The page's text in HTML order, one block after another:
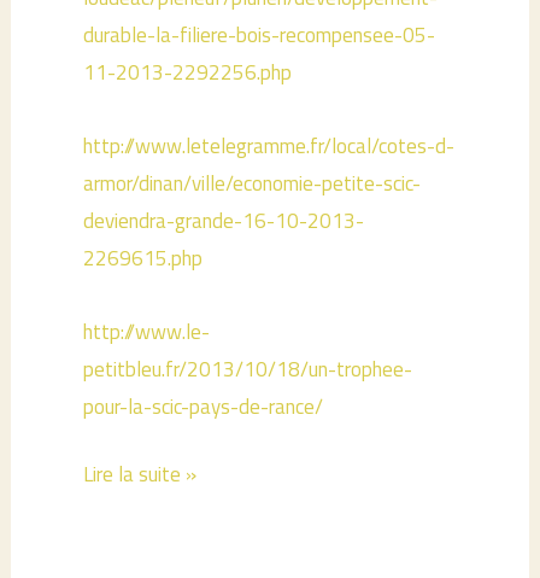
durable-la-filiere-bois-recompensee-05-
11-2013-2292256.php
http://www.letelegramme.fr/local/cotes-d-
armor/dinan/ville/economie-petite-scic-
deviendra-grande-16-10-2013-
2269615.php
http://www.le-
petitbleu.fr/2013/10/18/un-trophee-
pour-la-scic-pays-de-rance/
Le
Lire la suite »